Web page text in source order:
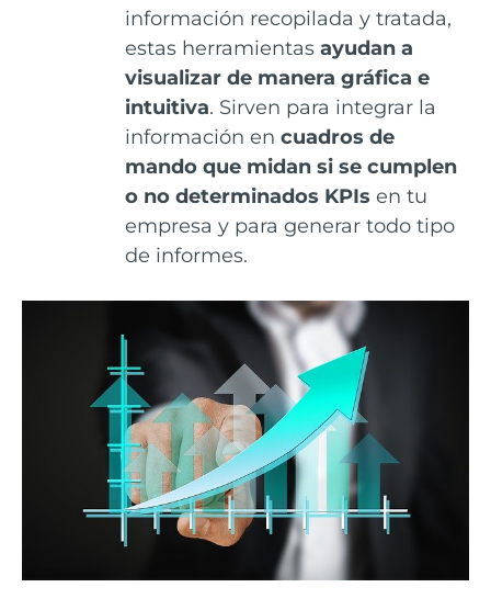
información recopilada y tratada,
estas herramientas ayudan a
visualizar de manera gráfica e
intuitiva. Sirven para integrar la
información en cuadros de
mando que midan si se cumplen
o no determinados KPIs en tu
empresa y para generar todo tipo
de informes.